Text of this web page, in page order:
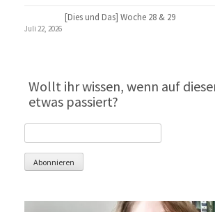
[Dies und Das] Woche 28 & 29
Juli 22, 2026
Wollt ihr wissen, wenn auf
etwas passiert?